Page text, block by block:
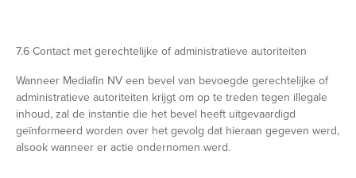
7.6 Contact met gerechtelijke of administratieve autoriteiten
Wanneer Mediafin NV een bevel van bevoegde gerechtelijke of
administratieve autoriteiten krijgt om op te treden tegen illegale
inhoud, zal de instantie die het bevel heeft uitgevaardigd
geïnformeerd worden over het gevolg dat hieraan gegeven werd,
alsook wanneer er actie ondernomen werd.